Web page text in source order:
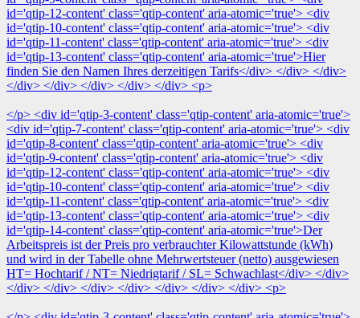
id='qtip-12-content' class='qtip-content' aria-atomic='true'> <div
id='qtip-10-content' class='qtip-content' aria-atomic='true'> <div
id='qtip-11-content' class='qtip-content' aria-atomic='true'> <div
id='qtip-13-content' class='qtip-content' aria-atomic='true'>Hier
finden Sie den Namen Ihres derzeitigen Tarifs</div> </div> </div>
</div> </div> </div> </div> </div> <p>
</p> <div id='qtip-3-content' class='qtip-content' aria-atomic='true'>
<div id='qtip-7-content' class='qtip-content' aria-atomic='true'> <div
id='qtip-8-content' class='qtip-content' aria-atomic='true'> <div
id='qtip-9-content' class='qtip-content' aria-atomic='true'> <div
id='qtip-12-content' class='qtip-content' aria-atomic='true'> <div
id='qtip-10-content' class='qtip-content' aria-atomic='true'> <div
id='qtip-11-content' class='qtip-content' aria-atomic='true'> <div
id='qtip-13-content' class='qtip-content' aria-atomic='true'> <div
id='qtip-14-content' class='qtip-content' aria-atomic='true'>Der
Arbeitspreis ist der Preis pro verbrauchter Kilowattstunde (kWh)
und wird in der Tabelle ohne Mehrwertsteuer (netto) ausgewiesen
HT= Hochtarif / NT= Niedrigtarif / SL= Schwachlast</div> </div>
</div> </div> </div> </div> </div> </div> </div> <p>